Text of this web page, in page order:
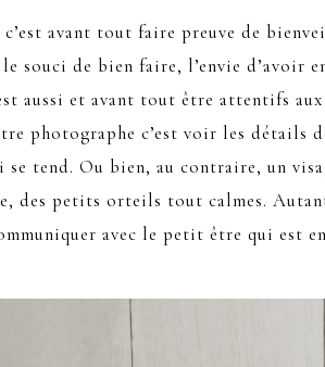
avant tout faire preuve de
souci de bien faire, l’envie d’avoir
aussi et avant tout être attentifs
photographe c’est voir les détails
tend. Ou bien, au contraire, un
des petits orteils tout calmes.
avec le petit être qui est